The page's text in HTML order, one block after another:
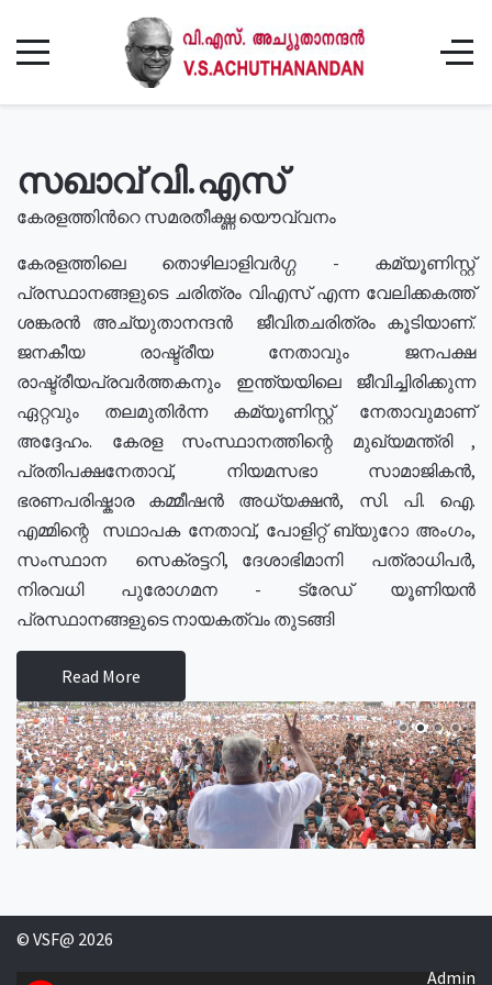
സഖാവ് വി.എസ്
കേരളത്തിൻറെ സമരതീക്ഷ്ണ യൌവ്വനം
കേരളത്തിലെ തൊഴിലാളിവർഗ്ഗ - കമ്യൂണിസ്റ്റ്
പ്രസ്ഥാനങ്ങളുടെ ചരിത്രം വിഎസ് എന്ന വേലിക്കകത്ത്
ശങ്കരൻ അച്യുതാനന്ദൻ ജീവിതചരിത്രം കൂടിയാണ്.
ജനകീയ രാഷ്ട്രീയ നേതാവും ജനപക്ഷ
രാഷ്ട്രീയപ്രവർത്തകനും ഇന്ത്യയിലെ ജീവിച്ചിരിക്കുന്ന
ഏറ്റവും തലമുതിർന്ന കമ്യൂണിസ്റ്റ് നേതാവുമാണ്
അദ്ദേഹം. കേരള സംസ്ഥാനത്തിന്റെ മുഖ്യമന്ത്രി ,
പ്രതിപക്ഷനേതാവ്, നിയമസഭാ സാമാജികൻ,
ഭരണപരിഷ്കാര കമ്മീഷൻ അധ്യക്ഷൻ, സി. പി. ഐ.
എമ്മിന്റെ സഥാപക നേതാവ്, പോളിറ്റ് ബ്യുറോ അംഗം,
സംസ്ഥാന സെക്രട്ടറി, ദേശാഭിമാനി പത്രാധിപർ,
നിരവധി പുരോഗമന - ട്രേഡ് യൂണിയൻ
പ്രസ്ഥാനങ്ങളുടെ നായകത്വം തുടങ്ങി
Read More
© VSF@ 2026
Admin